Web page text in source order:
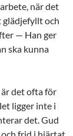
när det
glädjefyllt och
— Han ger
ska kunna
det ofta för
ligger inte i
det. Gud